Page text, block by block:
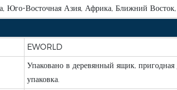
Юго-Восточная Азия, Африка, Ближний Восток,
EWORLD
Упаковано в деревянный ящик, пригодная
упаковка.